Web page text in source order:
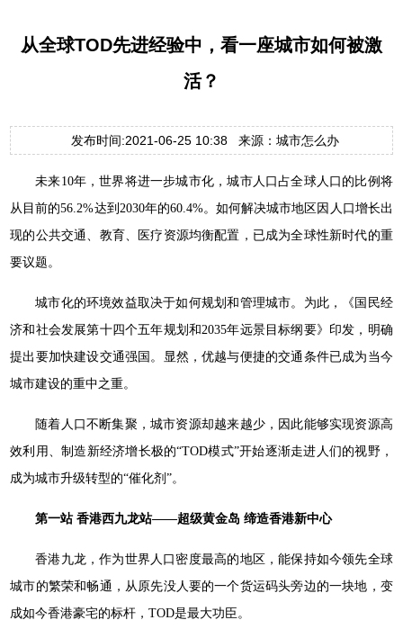
从全球TOD先进经验中，看一座城市如何被激
活？
发布时间:2021-06-25 10:38 来源：城市怎么办
未来10年，世界将进一步城市化，城市人口占全球人口的比例将
从目前的56.2%达到2030年的60.4%。如何解决城市地区因人口增长出
现的公共交通、教育、医疗资源均衡配置，已成为全球性新时代的重
要议题。
城市化的环境效益取决于如何规划和管理城市。为此，《国民经
济和社会发展第十四个五年规划和2035年远景目标纲要》印发，明确
提出要加快建设交通强国。显然，优越与便捷的交通条件已成为当今
城市建设的重中之重。
随着人口不断集聚，城市资源却越来越少，因此能够实现资源高
效利用、制造新经济增长极的“TOD模式”开始逐渐走进人们的视野，
成为城市升级转型的“催化剂”。
第一站 香港西九龙站——超级黄金岛 缔造香港新中心
香港九龙，作为世界人口密度最高的地区，能保持如今领先全球
城市的繁荣和畅通，从原先没人要的一个货运码头旁边的一块地，变
成如今香港豪宅的标杆，TOD是最大功臣。